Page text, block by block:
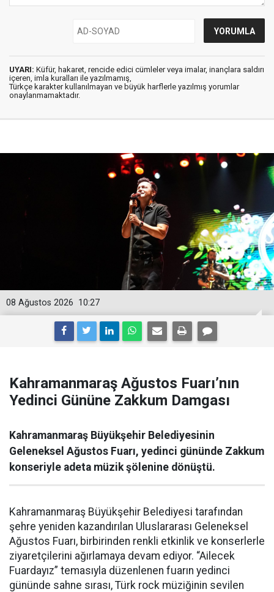
UYARI: Küfür, hakaret, rencide edici cümleler veya imalar, inançlara saldırı
içeren, imla kuralları ile yazılmamış,
Türkçe karakter kullanılmayan ve büyük harflerle yazılmış yorumlar
onaylanmamaktadır.
10:27
08 Ağustos 2026
Kahramanmaraş Ağustos Fuarı’nın
Yedinci Gününe Zakkum Damgası
Kahramanmaraş Büyükşehir Belediyesinin
Geleneksel Ağustos Fuarı, yedinci gününde Zakkum
konseriyle adeta müzik şölenine dönüştü.
Kahramanmaraş Büyükşehir Belediyesi tarafından
şehre yeniden kazandırılan Uluslararası Geleneksel
Ağustos Fuarı, birbirinden renkli etkinlik ve konserlerle
ziyaretçilerini ağırlamaya devam ediyor. “Ailecek
Fuardayız” temasıyla düzenlenen fuarın yedinci
gününde sahne sırası, Türk rock müziğinin sevilen